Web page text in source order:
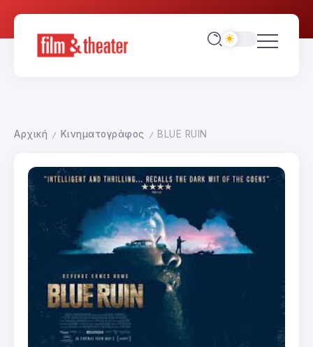
Αρχική / Κινηματογράφος / BLUE RUIN